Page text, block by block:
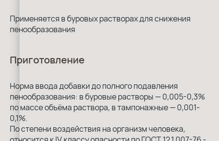
Применяется в буровых растворах для снижения
пенообразования
Приготовление
Норма ввода добавки до полного подавления
пенообразования: в буровые растворы — 0,005-0,3%
по массе объёма раствора, в тампонажные — 0,001-
0,1%.
По степени воздействия на организм человека,